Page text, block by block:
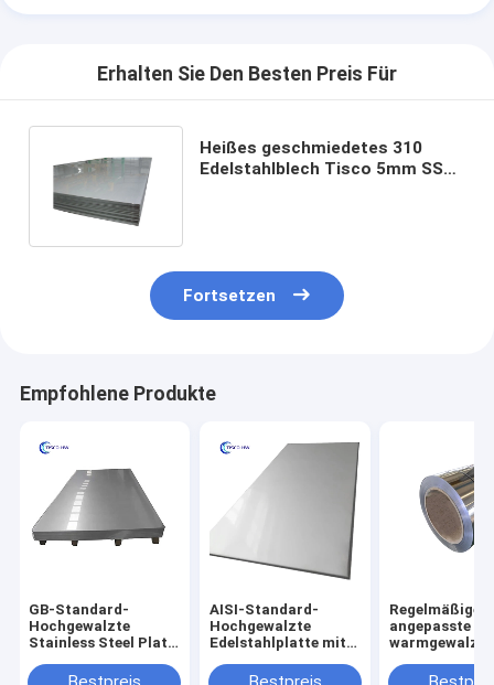
Erhalten Sie Den Besten Preis Für
Heißes geschmiedetes 310
Edelstahlblech Tisco 5mm SS
Fortsetzen
Empfohlene Produkte
GB-Standard-
Hochgewalzte
Stainless Steel Plate
von 1219 mm
AISI-Standard-
Hochgewalzte
Edelstahlplatte mit
NO.1-Finixierung
Regelmäßige/
angepasste
warmgewalzte
Lagerung und